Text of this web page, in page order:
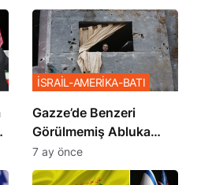
​​​​​​​Gazze’de Benzeri
Görülmemiş Abluka
Planı
İSRAİL-AMERİKA-BATI
7 ay önce